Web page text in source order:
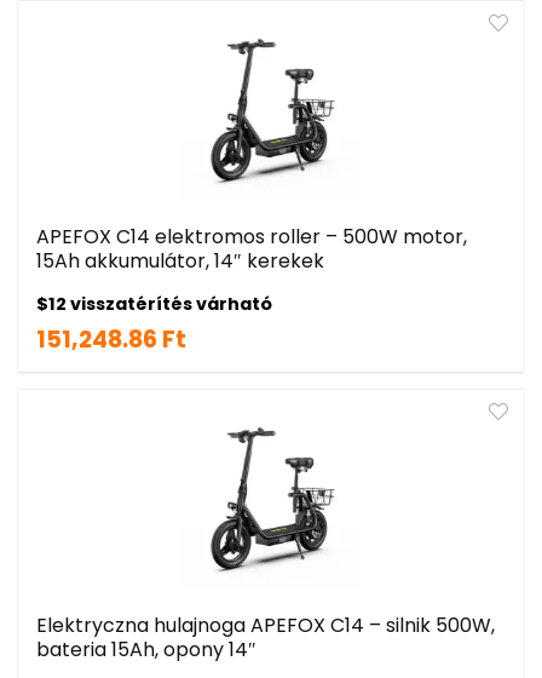
APEFOX C14 elektromos roller – 500W motor,
15Ah akkumulátor, 14″ kerekek
$12 visszatérítés várható
151,248.86 Ft
Elektryczna hulajnoga APEFOX C14 – silnik 500W,
bateria 15Ah, opony 14″